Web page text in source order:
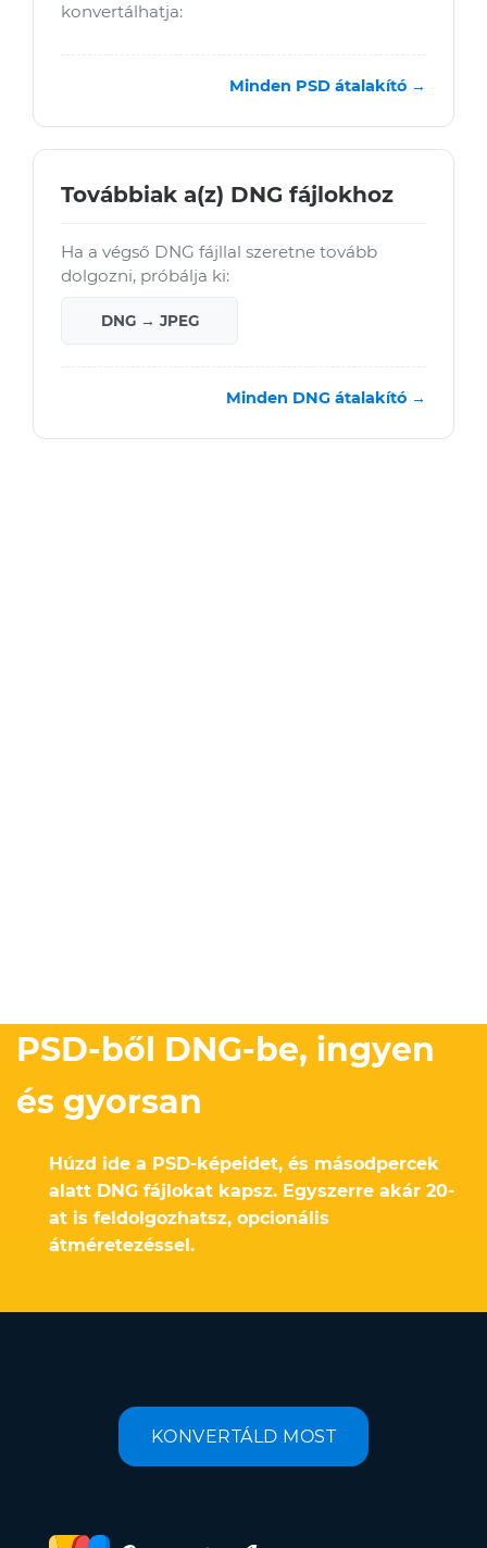
konvertálhatja:
Minden PSD átalakító →
Továbbiak a(z) DNG fájlokhoz
Ha a végső DNG fájllal szeretne tovább
dolgozni, próbálja ki:
DNG → JPEG
Minden DNG átalakító →
PSD-ből DNG-be, ingyen
és gyorsan
Húzd ide a PSD-képeidet, és másodpercek
alatt DNG fájlokat kapsz. Egyszerre akár 20-
at is feldolgozhatsz, opcionális
átméretezéssel.
KONVERTÁLD MOST